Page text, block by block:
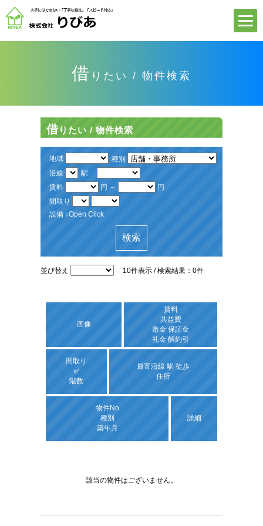
借 りたい / 物件検索
借りたい / 物件検索
地域
種別
沿線
駅
賃料
円 ～
円
間取り
設備 ↓Open Click
並び替え 10件表示 / 検索結果：0件
画像
賃料
共益費
敷金 保証金
礼金 解約引
間取り
㎡
階数
最寄沿線 駅 徒歩
住所
物件No
種別
築年月
詳細
該当の物件はございません。